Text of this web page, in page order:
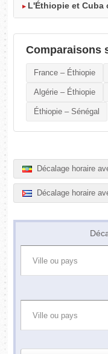
L'Éthiopie et Cuba
Comparaisons
France – Éthiopie
Algérie – Éthiopie
Éthiopie – Sénégal
Décalage horaire
Décalage horaire